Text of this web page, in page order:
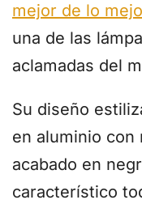
mejor de lo
una de las
aclamadas del
Su diseño
en aluminio
acabado en
característico